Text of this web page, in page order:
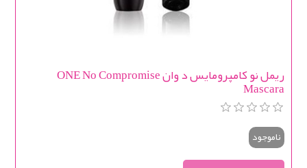
ریمل نو کامپرومایس د وان ONE No Compromise
Mascara
ناموجود